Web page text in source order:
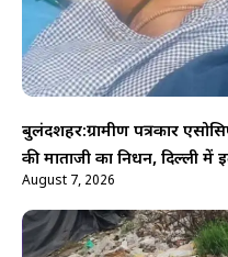
बुलंदशहर:ग्रामीण पत्रकार
की माताजी का निधन, दिल्ली
August 7, 2026